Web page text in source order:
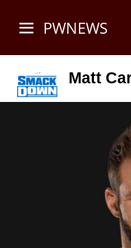
PWNEWS
Matt